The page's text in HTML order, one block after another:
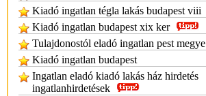
Kiadó ingatlan tégla lakás budapest viii
Kiadó ingatlan budapest xix ker
Tulajdonostól eladó ingatlan pest megye
Kiadó ingatlan budapest
Ingatlan eladó kiadó lakás ház hirdetés
ingatlanhirdetések